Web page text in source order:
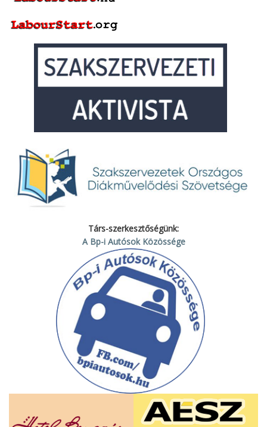
Társ-szerkesztőségünk:
A Bp-i Autósok Közössége